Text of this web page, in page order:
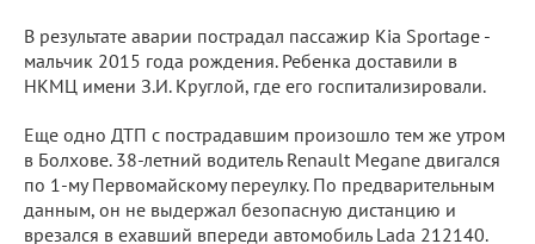
В результате аварии пострадал пассажир Kia Sportage -
мальчик 2015 года рождения. Ребенка доставили в
НКМЦ имени З.И. Круглой, где его госпитализировали.
Еще одно ДТП с пострадавшим произошло тем же утром
в Болхове. 38-летний водитель Renault Megane двигался
по 1-му Первомайскому переулку. По предварительным
данным, он не выдержал безопасную дистанцию и
врезался в ехавший впереди автомобиль Lada 212140.